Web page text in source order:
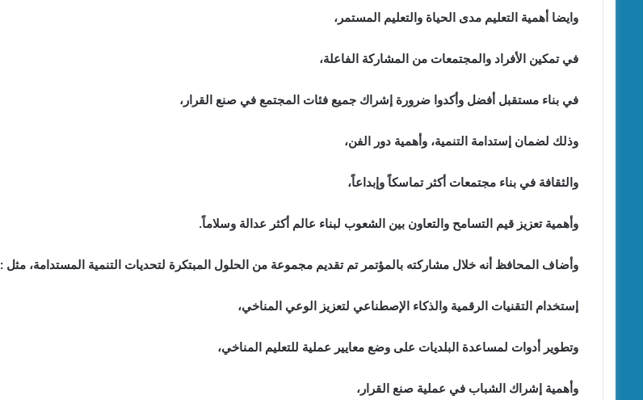
وايضا أهمية التعليم مدى الحياة والتعليم المستمر،
في تمكين الأفراد والمجتمعات من المشاركة الفاعلة،
في بناء مستقبل أفضل وأكدوا ضرورة إشراك جميع فئات المجتمع في صنع القرار،
وذلك لضمان إستدامة التنمية، وأهمية دور الفن،
والثقافة في بناء مجتمعات أكثر تماسكاً وإبداعاً،
وأهمية تعزيز قيم التسامح والتعاون بين الشعوب لبناء عالم أكثر عدالة وسلاماً.
وأضاف المحافظ أنه خلال مشاركته بالمؤتمر تم تقديم مجموعة من الحلول المبتكرة لتحديات التنمية المستدامة، مثل :
إستخدام التقنيات الرقمية والذكاء الإصطناعي لتعزيز الوعي المناخي،
وتطوير أدوات لمساعدة البلديات على وضع معايير عملية للتعليم المناخي،
وأهمية إشراك الشباب في عملية صنع القرار،